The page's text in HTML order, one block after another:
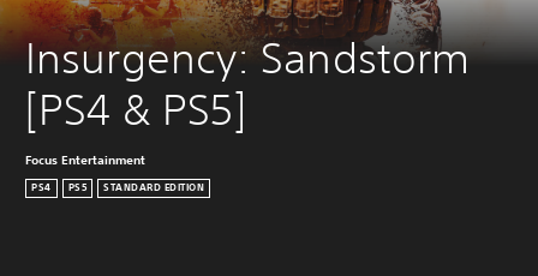
Insurgency: Sandstorm
[PS4 & PS5]
Focus Entertainment
PS4 PS5 STANDARD EDITION